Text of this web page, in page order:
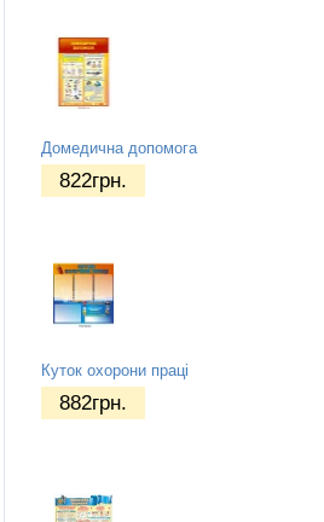
Домедична допомога
822грн.
Куток охорони праці
882грн.